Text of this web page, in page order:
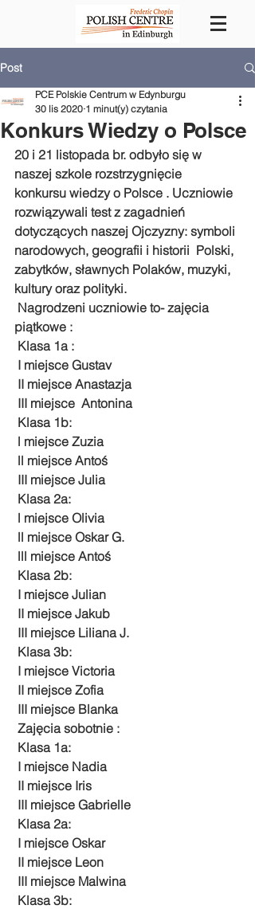
Post
Konkurs Wiedzy o Polsce
PCE Polskie Centrum w Edynburgu
30 lis 2020 1 minut(y) czytania
20 i 21 listopada br. odbyło się w
naszej szkole rozstrzygnięcie
konkursu wiedzy o Polsce . Uczniowie
rozwiązywali test z zagadnień
dotyczących naszej Ojczyzny: symboli
narodowych, geografii i historii  Polski,
zabytków, sławnych Polaków, muzyki,
kultury oraz polityki.
piątkowe :
Klasa 1a :
I miejsce Gustav
II miejsce Anastazja
III miejsce  Antonina
Klasa 1b:
l miejsce Zuzia
ll miejsce Antoś
III miejsce Julia
Klasa 2a:
l miejsce Olivia
ll miejsce Oskar G.
lll miejsce Antoś
Klasa 2b:
I miejsce Julian
II miejsce Jakub
III miejsce Liliana J.
Klasa 3b:
I miejsce Victoria
II miejsce Zofia
III miejsce Blanka
Zajęcia sobotnie :
Klasa 1a:
I miejsce Nadia
II miejsce Iris
III miejsce Gabrielle
Klasa 2a:
I miejsce Oskar
II miejsce Leon
III miejsce Malwina
Klasa 3b: